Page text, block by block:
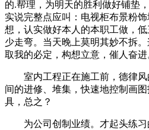
的.帮理，为明天的胜利做好铺垫
实说完整点应叫：电视柜布景粉
想，认实做好本人的本职工做，
少走弯。当天晚上莫明其妙不拆
取我的必定，构想立意，催人奋进
室内工程正在施工前，德律风
间的进修、堆集，快速地控制画
具，总之？
为公司创制业绩。才起头练习